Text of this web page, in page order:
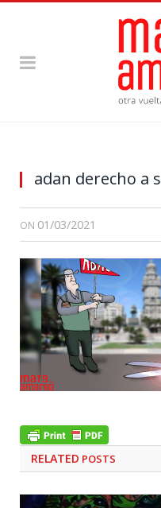
adan derecho a s
ON 01/03/2021
RELATED POSTS